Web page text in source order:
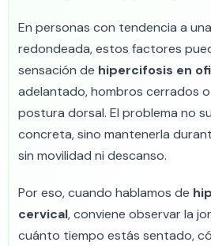
En personas con tendencia a
redondeada, estos factores
sensación de hipercifosis en
adelantado, hombros cerrados
postura dorsal. El problema no
concreta, sino mantenerla
sin movilidad ni descanso.
Por eso, cuando hablamos de
cervical, conviene observar la
cuánto tiempo estás sentado,